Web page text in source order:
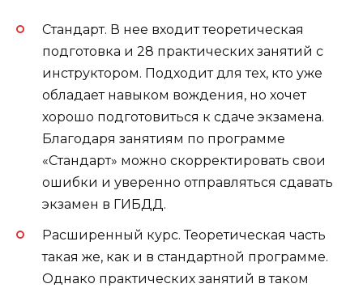
Стандарт. В нее входит теоретическая
подготовка и 28 практических занятий с
инструктором. Подходит для тех, кто уже
обладает навыком вождения, но хочет
хорошо подготовиться к сдаче экзамена.
Благодаря занятиям по программе
«Стандарт» можно скорректировать свои
ошибки и уверенно отправляться сдавать
экзамен в ГИБДД.
Расширенный курс. Теоретическая часть
такая же, как и в стандартной программе.
Однако практических занятий в таком